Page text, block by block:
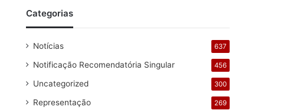
Categorias
Notícias 637
Notificação Recomendatória Singular 456
Uncategorized 300
Representação 269